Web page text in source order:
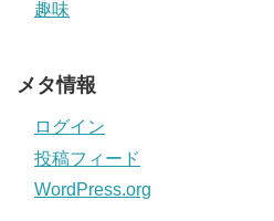
趣味
メタ情報
ログイン
投稿フィード
WordPress.org